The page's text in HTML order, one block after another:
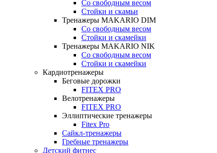
Со свободным весом
Стойки и скамьи
Тренажеры MAKARIO DIM
Со свободным весом
Стойки и скамейки
Тренажеры MAKARIO NIK
Со свободным весом
Стойки и скамейки
Кардиотренажеры
Беговые дорожки
FITEX PRO
Велотренажеры
FITEX PRO
Эллиптические тренажеры
Fitex Pro
Сайкл-тренажеры
Гребные тренажеры
Детский фитнес